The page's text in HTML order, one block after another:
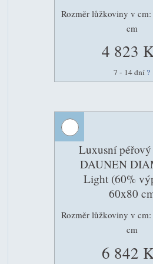
Rozměr lůžkoviny v
cm
4 823
7 - 14 dní ?
Luxusní
DAUNEN
Light (60%
60x80
Rozměr lůžkoviny v
cm
6 842